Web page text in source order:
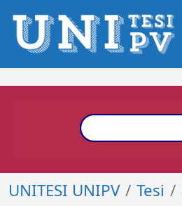
UNITESI UNIPV Tesi